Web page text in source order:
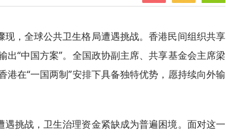
，全球公共卫生格局遭遇挑战。香港民间组织共享
“中国方案”。全国政协副主席、共享基金会主席梁
在“一国两制”安排下具备独特优势，愿持续向外输
挑战，卫生治理资金紧缺成为普遍困境。面对这一